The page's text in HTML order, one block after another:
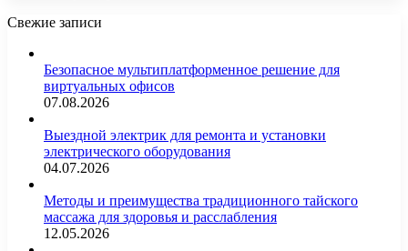
Свежие записи
Безопасное мультиплатформенное решение для
виртуальных офисов
07.08.2026
Выездной электрик для ремонта и установки
электрического оборудования
04.07.2026
Методы и преимущества традиционного тайского
массажа для здоровья и расслабления
12.05.2026